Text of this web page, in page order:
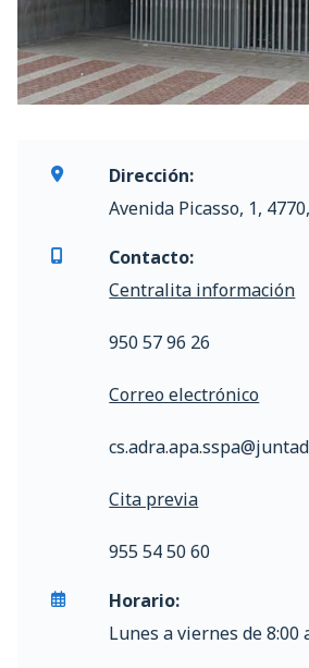
Dirección:
Avenida Picasso, 1,
Contacto:
Centralita información
950 57 96 26
Correo electrónico
Cita previa
955 54 50 60
Horario:
Lunes a viernes de 8:00